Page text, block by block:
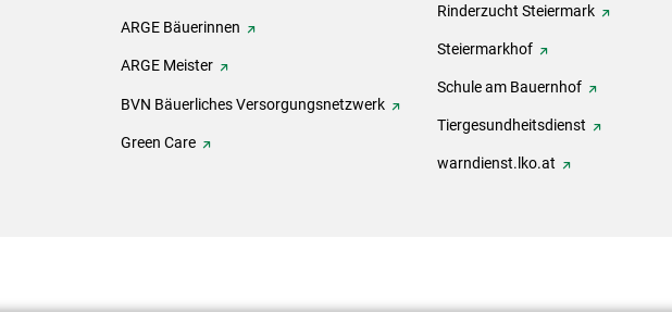
ARGE Bäuerinnen
ARGE Meister
BVN Bäuerliches Versorgungsnetzwerk
Green Care
Rinderzucht Steiermark
Steiermarkhof
Schule am Bauernhof
Tiergesundheitsdienst
warndienst.lko.at